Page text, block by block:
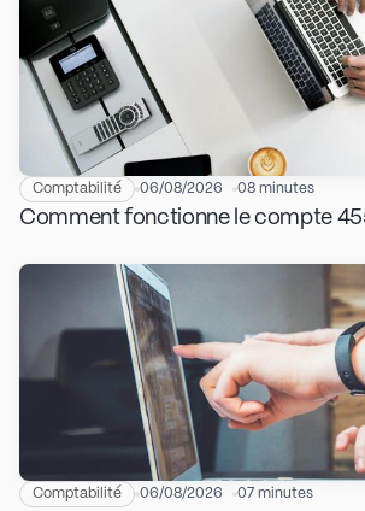
Comptabilité 06/08/2026 08 minutes
Comment fonctionne le compte
Comptabilité 06/08/2026 07 minutes